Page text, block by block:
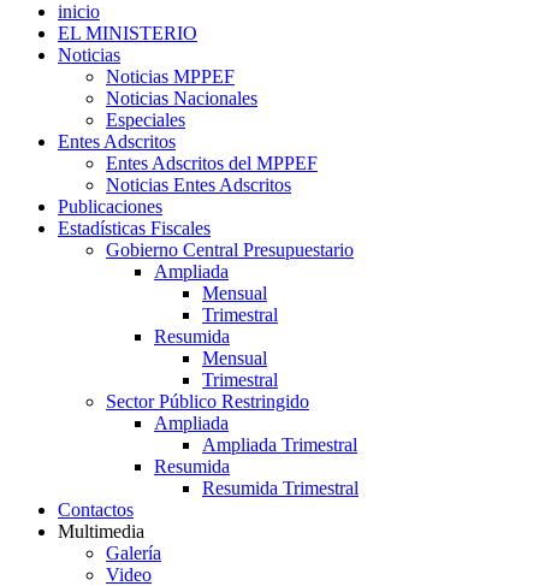
inicio
EL MINISTERIO
Noticias
Noticias MPPEF
Noticias Nacionales
Especiales
Entes Adscritos
Entes Adscritos del MPPEF
Noticias Entes Adscritos
Publicaciones
Estadísticas Fiscales
Gobierno Central Presupuestario
Ampliada
Mensual
Trimestral
Resumida
Mensual
Trimestral
Sector Público Restringido
Ampliada
Ampliada Trimestral
Resumida
Resumida Trimestral
Contactos
Multimedia
Galería
Video